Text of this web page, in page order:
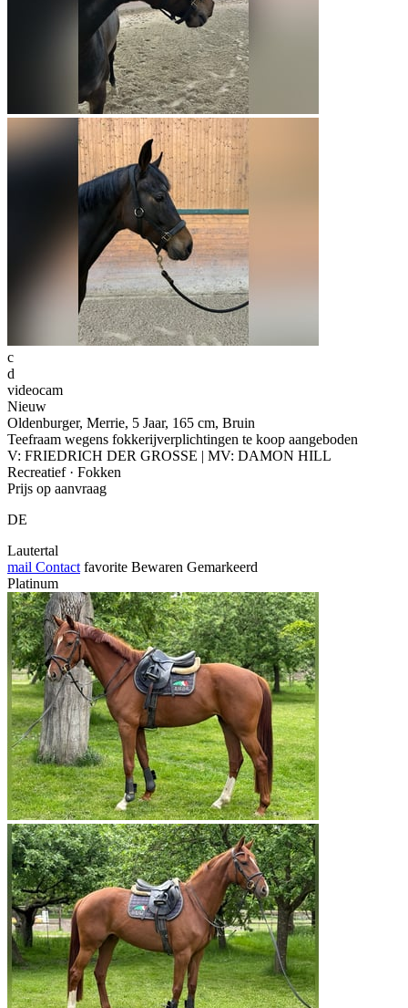
c
d
videocam
Nieuw
Oldenburger, Merrie, 5 Jaar, 165 cm, Bruin
Teefraam wegens fokkerijverplichtingen te koop aangeboden
V: FRIEDRICH DER GROSSE | MV: DAMON HILL
Recreatief · Fokken
Prijs op aanvraag
DE
Lautertal
mail Contact favorite Bewaren Gemarkeerd
Platinum